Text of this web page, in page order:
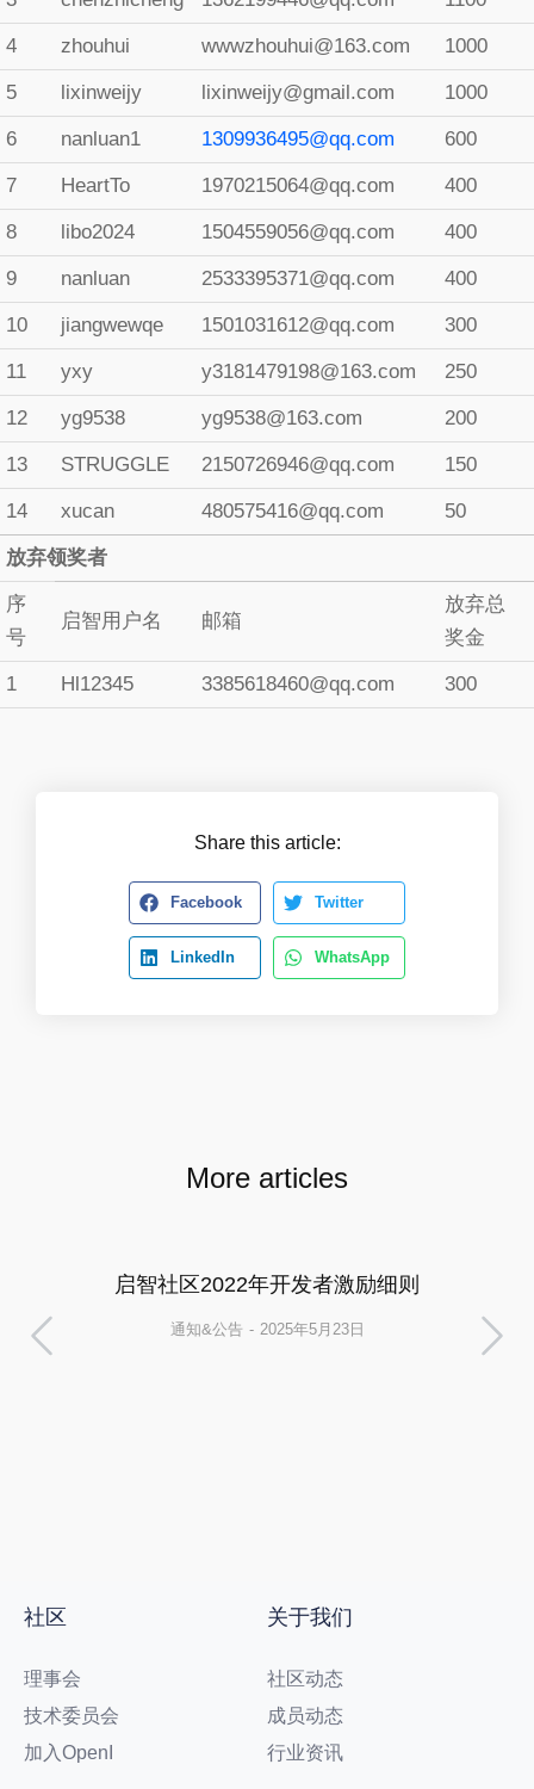
4 zhouhui wwwzhouhui@163.com 1000
5 lixinweijy lixinweijy@gmail.com 1000
6 nanluan1 1309936495@qq.com 600
7 HeartTo 1970215064@qq.com 400
8 libo2024 1504559056@qq.com 400
9 nanluan 2533395371@qq.com 400
10 jiangwewqe 1501031612@qq.com 300
11 yxy y3181479198@163.com 250
12 yg9538 yg9538@163.com 200
13 STRUGGLE 2150726946@qq.com 150
14 xucan 480575416@qq.com 50
放弃领奖者
序
号
启智用户名 邮箱
放弃总
奖金
1 Hl12345 3385618460@qq.com 300
Share this article:
Facebook Twitter
LinkedIn WhatsApp
More articles
启智社区2022年开发者激励细则
通知&公告 2025年5月23日
社区
理事会
技术委员会
加入OpenI
关于我们
社区动态
成员动态
行业资讯